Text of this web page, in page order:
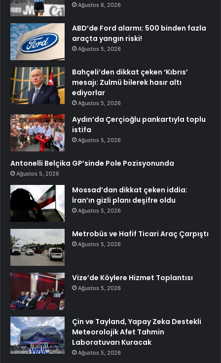
Ağustos 6, 2026
ABD’de Ford alarmı: 500 binden fazla
araçta yangın riski!
Ağustos 5, 2026
Bahçeli’den dikkat çeken ‘Kıbrıs’
mesajı: Zulmü bilerek hasır altı
ediyorlar
Ağustos 5, 2026
Aydın’da Çerçioğlu pankartıyla toplu
istifa
Ağustos 5, 2026
Antonelli Belçika GP’sinde Pole Pozisyonunda
Ağustos 5, 2026
Mossad’dan dikkat çeken iddia:
İran’ın gizli planı deşifre oldu
Ağustos 5, 2026
Metrobüs ve Hafif Ticari Araç Çarpıştı
Ağustos 5, 2026
Vize’de Köylere Hizmet Toplantısı
Ağustos 5, 2026
Çin ve Tayland, Yapay Zeka Destekli
Meteorolojik Afet Tahmin
Laboratuvarı Kuracak
Ağustos 5, 2026